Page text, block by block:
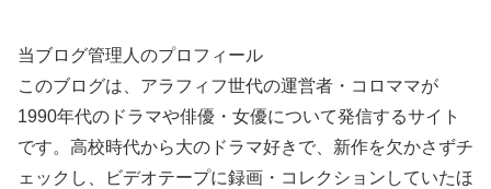
当ブログ管理人のプロフィール
このブログは、アラフィフ世代の運営者・コロママが
1990年代のドラマや俳優・女優について発信するサイト
です。高校時代から大のドラマ好きで、新作を欠かさずチ
ェックし、ビデオテープに録画・コレクションしていたほ